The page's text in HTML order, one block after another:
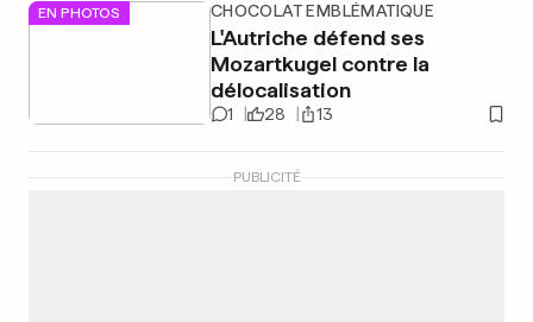
EN PHOTOS CHOCOLAT EMBLÉMATIQUE
L'Autriche défend ses
Mozartkugel contre la
délocalisation
1 28 13
PUBLICITÉ